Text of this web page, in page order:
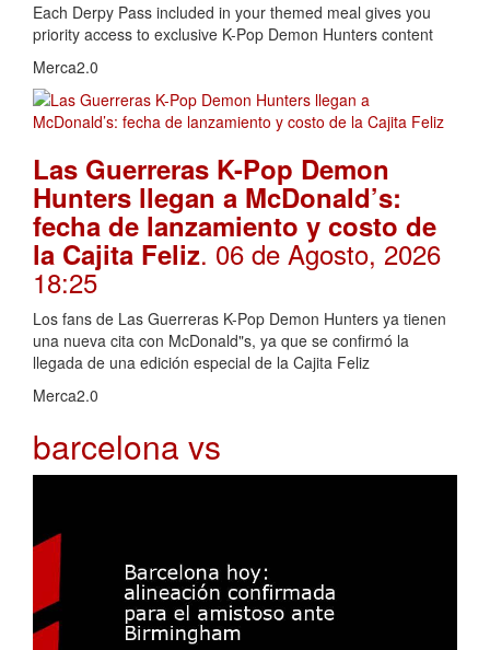
Each Derpy Pass included in your themed meal gives you
priority access to exclusive K-Pop Demon Hunters content
Merca2.0
Las Guerreras K-Pop Demon
Hunters llegan a McDonald’s:
fecha de lanzamiento y costo de
la Cajita Feliz. 06 de Agosto, 2026
18:25
Los fans de Las Guerreras K-Pop Demon Hunters ya tienen
una nueva cita con McDonald"s, ya que se confirmó la
llegada de una edición especial de la Cajita Feliz
Merca2.0
barcelona vs